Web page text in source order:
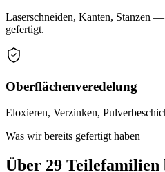
Laserschneiden, Kanten, Stanzen
gefertigt.
Oberflächenveredelung
Eloxieren, Verzinken,
Was wir bereits gefertigt haben
Über 29 Teilefamilien